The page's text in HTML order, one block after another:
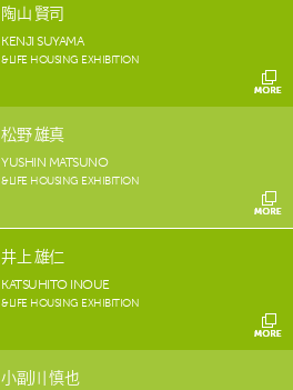
陶山 賢司
KENJI SUYAMA
&LIFE HOUSING EXHIBITION
松野 雄真
YUSHIN MATSUNO
&LIFE HOUSING EXHIBITION
井上 雄仁
KATSUHITO INOUE
&LIFE HOUSING EXHIBITION
小副川 慎也